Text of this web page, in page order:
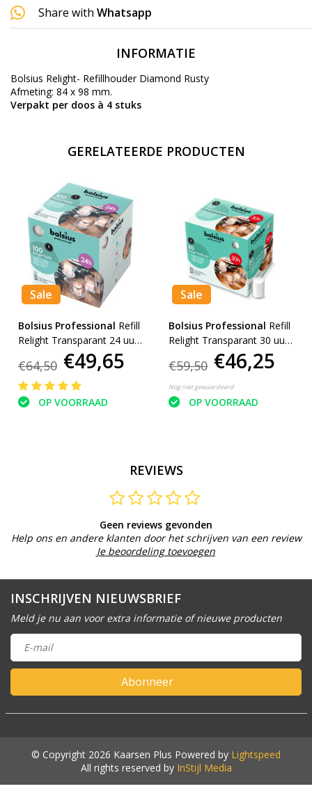
Share with Whatsapp
INFORMATIE
Bolsius Relight- Refillhouder Diamond Rusty
Afmeting: 84 x 98 mm.
Verpakt per doos à 4 stuks
GERELATEERDE PRODUCTEN
Sale
Bolsius Professional Refill
Relight Transparant 24 uur
(100 stuks)
€64,50 €49,65
OP VOORRAAD
Sale
Bolsius Professional Refill
Relight Transparant 30 uur
€59,50 €46,25
Nog niet gewaardeerd
OP VOORRAAD
REVIEWS
Geen reviews gevonden
Help ons en andere klanten door het schrijven van een review
Je beoordeling toevoegen
INSCHRIJVEN NIEUWSBRIEF
Meld je nu aan voor extra informatie of nieuwe producten
Abonneer
© Copyright 2026 Kaarsen Plus Powered by Lightspeed
All rights reserved by InStijl Media